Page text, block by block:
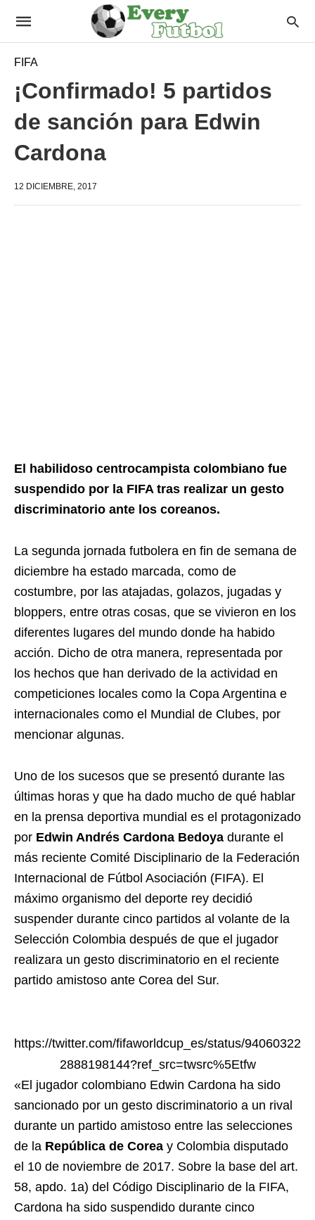
FIFA
¡Confirmado! 5 partidos
de sanción para Edwin
Cardona
12 DICIEMBRE, 2017
El habilidoso centrocampista colombiano fue
suspendido por la FIFA tras realizar un gesto
discriminatorio ante los coreanos.
La segunda jornada futbolera en fin de semana de
diciembre ha estado marcada, como de
costumbre, por las atajadas, golazos, jugadas y
bloppers, entre otras cosas, que se vivieron en los
diferentes lugares del mundo donde ha habido
acción. Dicho de otra manera, representada por
los hechos que han derivado de la actividad en
competiciones locales como la Copa Argentina e
internacionales como el Mundial de Clubes, por
mencionar algunas.
Uno de los sucesos que se presentó durante las
últimas horas y que ha dado mucho de qué hablar
en la prensa deportiva mundial es el protagonizado
por Edwin Andrés Cardona Bedoya durante el
más reciente Comité Disciplinario de la Federación
Internacional de Fútbol Asociación (FIFA). El
máximo organismo del deporte rey decidió
suspender durante cinco partidos al volante de la
Selección Colombia después de que el jugador
realizara un gesto discriminatorio en el reciente
partido amistoso ante Corea del Sur.
https://twitter.com/fifaworldcup_es/status/94060322
2888198144?ref_src=twsrc%5Etfw
«El jugador colombiano Edwin Cardona ha sido
sancionado por un gesto discriminatorio a un rival
durante un partido amistoso entre las selecciones
de la República de Corea y Colombia disputado
el 10 de noviembre de 2017. Sobre la base del art.
58, apdo. 1a) del Código Disciplinario de la FIFA,
Cardona ha sido suspendido durante cinco